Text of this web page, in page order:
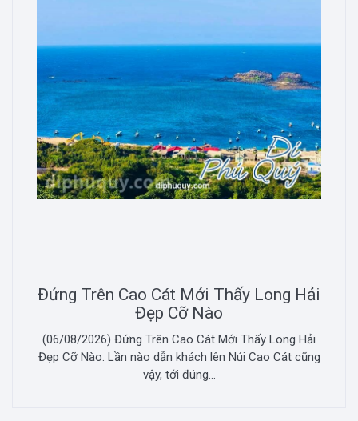
Đứng Trên Cao Cát Mới Thấy Long Hải
Đẹp Cỡ Nào
(06/08/2026) Đứng Trên Cao Cát Mới Thấy Long Hải
Đẹp Cỡ Nào. Lần nào dẫn khách lên Núi Cao Cát cũng
vậy, tới đúng...